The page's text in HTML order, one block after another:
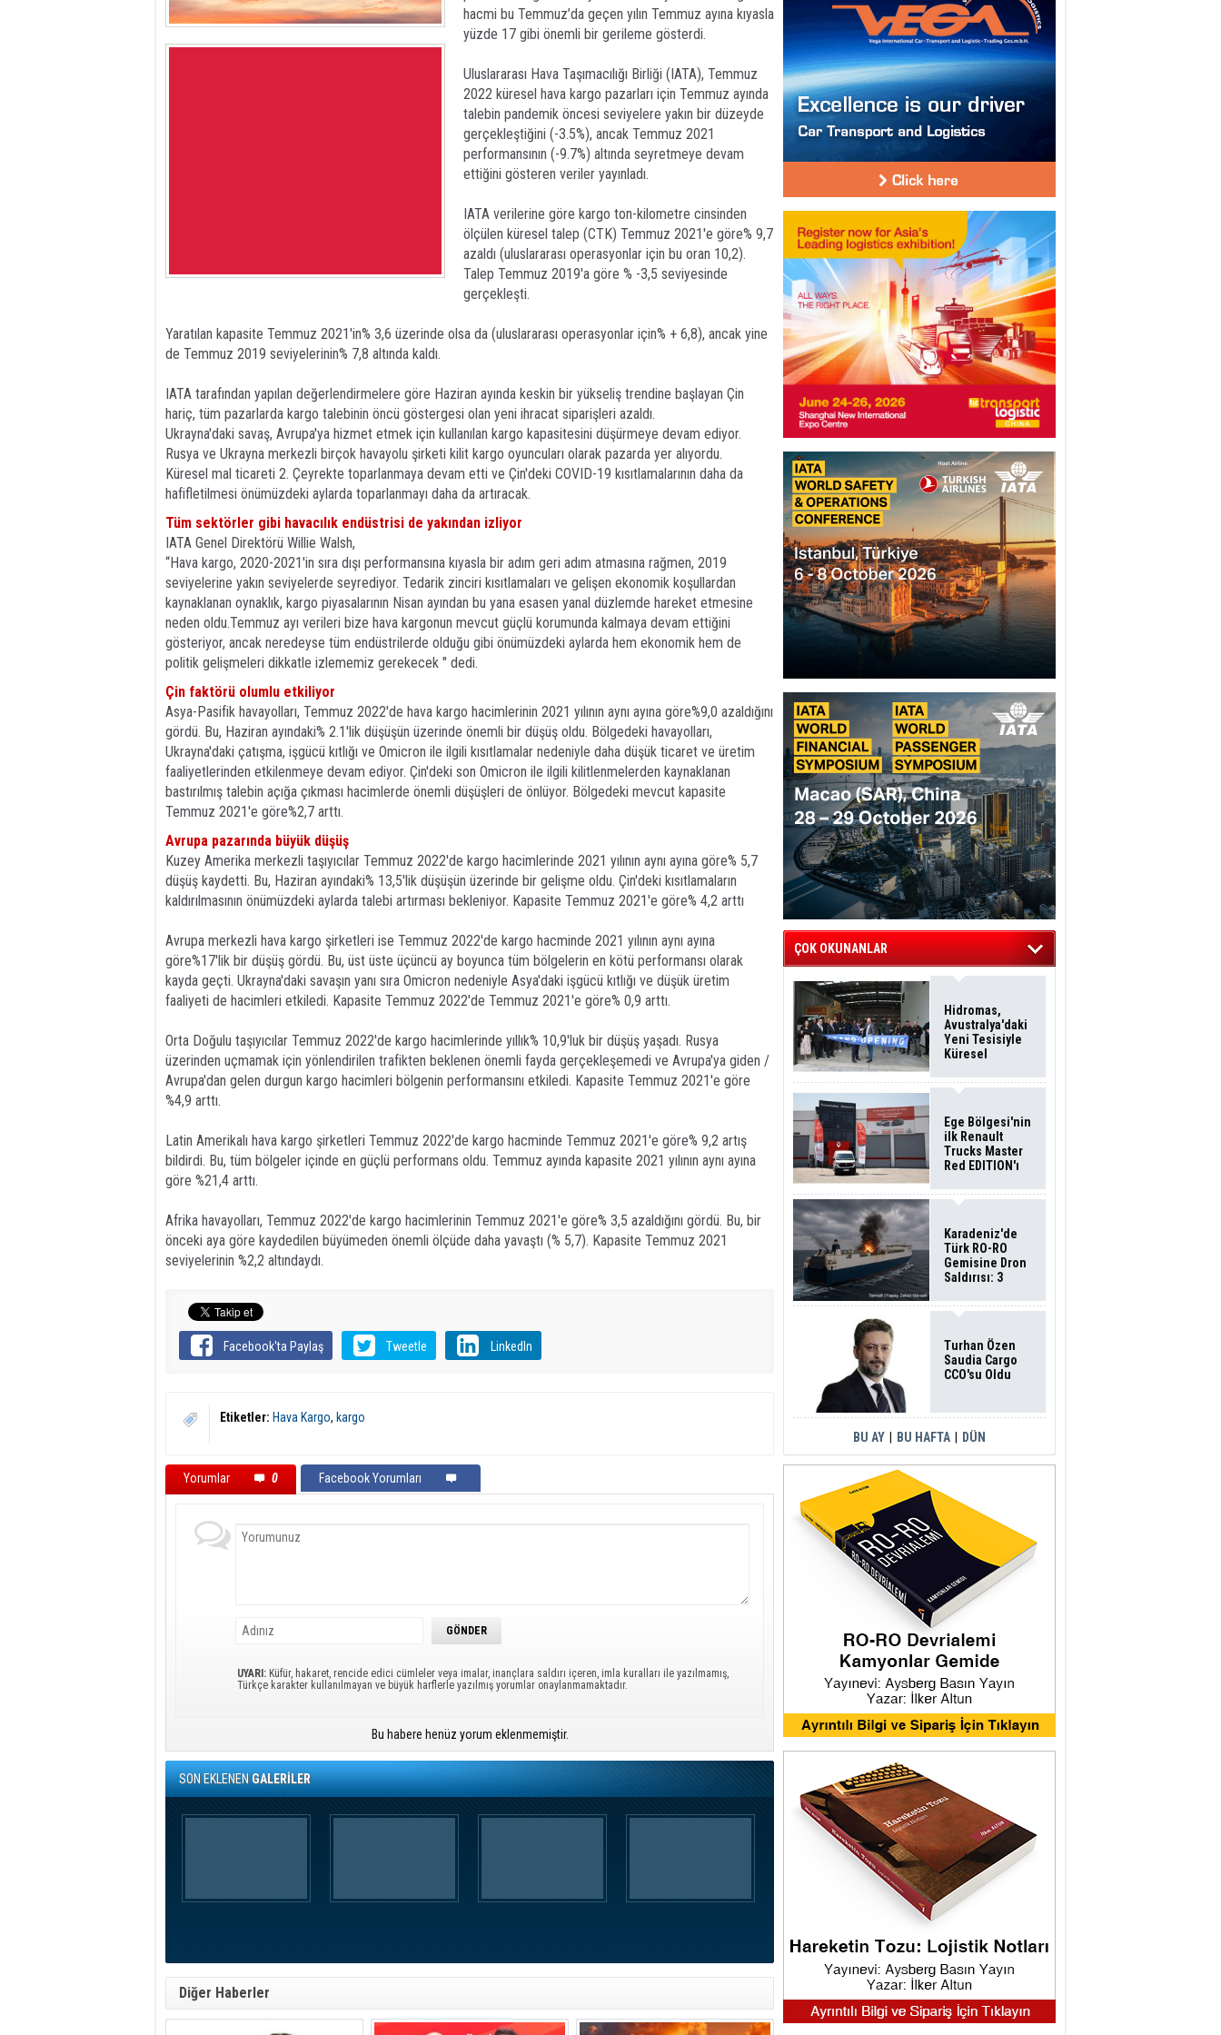
hacmi bu Temmuz’da geçen yılın Temmuz ayına kıyasla
yüzde 17 gibi önemli bir gerileme gösterdi.
Uluslararası Hava Taşımacılığı Birliği (IATA), Temmuz
2022 küresel hava kargo pazarları için Temmuz ayında
talebin pandemik öncesi seviyelere yakın bir düzeyde
gerçekleştiğini (-3.5%), ancak Temmuz 2021
performansının (-9.7%) altında seyretmeye devam
ettiğini gösteren veriler yayınladı.
IATA verilerine göre kargo ton-kilometre cinsinden
ölçülen küresel talep (CTK) Temmuz 2021'e göre% 9,7
azaldı (uluslararası operasyonlar için bu oran 10,2).
Talep Temmuz 2019'a göre % -3,5 seviyesinde
gerçekleşti.
Yaratılan kapasite Temmuz 2021'in% 3,6 üzerinde olsa da (uluslararası operasyonlar için% + 6,8), ancak yine
de Temmuz 2019 seviyelerinin% 7,8 altında kaldı.
IATA tarafından yapılan değerlendirmelere göre Haziran ayında keskin bir yükseliş trendine başlayan Çin
hariç, tüm pazarlarda kargo talebinin öncü göstergesi olan yeni ihracat siparişleri azaldı.
Ukrayna'daki savaş, Avrupa'ya hizmet etmek için kullanılan kargo kapasitesini düşürmeye devam ediyor.
Rusya ve Ukrayna merkezli birçok havayolu şirketi kilit kargo oyuncuları olarak pazarda yer alıyordu.
Küresel mal ticareti 2. Çeyrekte toparlanmaya devam etti ve Çin'deki COVID-19 kısıtlamalarının daha da
hafifletilmesi önümüzdeki aylarda toparlanmayı daha da artıracak.
Tüm sektörler gibi havacılık endüstrisi de yakından izliyor
IATA Genel Direktörü Willie Walsh,
“Hava kargo, 2020-2021'in sıra dışı performansına kıyasla bir adım geri adım atmasına rağmen, 2019
seviyelerine yakın seviyelerde seyrediyor. Tedarik zinciri kısıtlamaları ve gelişen ekonomik koşullardan
kaynaklanan oynaklık, kargo piyasalarının Nisan ayından bu yana esasen yanal düzlemde hareket etmesine
neden oldu.Temmuz ayı verileri bize hava kargonun mevcut güçlü korumunda kalmaya devam ettiğini
gösteriyor, ancak neredeyse tüm endüstrilerde olduğu gibi önümüzdeki aylarda hem ekonomik hem de
politik gelişmeleri dikkatle izlememiz gerekecek " dedi.
Çin faktörü olumlu etkiliyor
Asya-Pasifik havayolları, Temmuz 2022'de hava kargo hacimlerinin 2021 yılının aynı ayına göre%9,0 azaldığını
gördü. Bu, Haziran ayındaki% 2.1'lik düşüşün üzerinde önemli bir düşüş oldu. Bölgedeki havayolları,
Ukrayna'daki çatışma, işgücü kıtlığı ve Omicron ile ilgili kısıtlamalar nedeniyle daha düşük ticaret ve üretim
faaliyetlerinden etkilenmeye devam ediyor. Çin'deki son Omicron ile ilgili kilitlenmelerden kaynaklanan
bastırılmış talebin açığa çıkması hacimlerde önemli düşüşleri de önlüyor. Bölgedeki mevcut kapasite
Temmuz 2021'e göre%2,7 arttı.
Avrupa pazarında büyük düşüş
Kuzey Amerika merkezli taşıyıcılar Temmuz 2022'de kargo hacimlerinde 2021 yılının aynı ayına göre% 5,7
düşüş kaydetti. Bu, Haziran ayındaki% 13,5'lik düşüşün üzerinde bir gelişme oldu. Çin'deki kısıtlamaların
kaldırılmasının önümüzdeki aylarda talebi artırması bekleniyor. Kapasite Temmuz 2021'e göre% 4,2 arttı
Avrupa merkezli hava kargo şirketleri ise Temmuz 2022'de kargo hacminde 2021 yılının aynı ayına
göre%17'lik bir düşüş gördü. Bu, üst üste üçüncü ay boyunca tüm bölgelerin en kötü performansı olarak
kayda geçti. Ukrayna'daki savaşın yanı sıra Omicron nedeniyle Asya'daki işgücü kıtlığı ve düşük üretim
faaliyeti de hacimleri etkiledi. Kapasite Temmuz 2022'de Temmuz 2021'e göre% 0,9 arttı.
Orta Doğulu taşıyıcılar Temmuz 2022'de kargo hacimlerinde yıllık% 10,9'luk bir düşüş yaşadı. Rusya
üzerinden uçmamak için yönlendirilen trafikten beklenen önemli fayda gerçekleşemedi ve Avrupa'ya giden /
Avrupa'dan gelen durgun kargo hacimleri bölgenin performansını etkiledi. Kapasite Temmuz 2021'e göre
%4,9 arttı.
Latin Amerikalı hava kargo şirketleri Temmuz 2022'de kargo hacminde Temmuz 2021'e göre% 9,2 artış
bildirdi. Bu, tüm bölgeler içinde en güçlü performans oldu. Temmuz ayında kapasite 2021 yılının aynı ayına
göre %21,4 arttı.
Afrika havayolları, Temmuz 2022'de kargo hacimlerinin Temmuz 2021'e göre% 3,5 azaldığını gördü. Bu, bir
önceki aya göre kaydedilen büyümeden önemli ölçüde daha yavaştı (% 5,7). Kapasite Temmuz 2021
seviyelerinin %2,2 altındaydı.
Facebook'ta Paylaş Tweetle LinkedIn
Etiketler: Hava Kargo, kargo
Yorumlar 0 Facebook Yorumları
UYARI: Küfür, hakaret, rencide edici cümleler veya imalar, inançlara saldırı içeren, imla kuralları ile yazılmamış,
Türkçe karakter kullanılmayan ve büyük harflerle yazılmış yorumlar onaylanmamaktadır.
Bu habere henüz yorum eklenmemiştir.
SON EKLENENGALERİLER
Diğer Haberler
ÇOK OKUNANLAR
Hidromas,
Avustralya'daki
Yeni Tesisiyle
Küresel
Sürdürüyor
Ege Bölgesi'nin
ilk Renault
Trucks Master
Red EDITION'ı
Filosuna Katıldı
Karadeniz'de
Türk RO-RO
Gemisine Dron
Saldırısı: 3
Durumu Ağır
Turhan Özen
Saudia Cargo
CCO'su Oldu
BU AY BU HAFTA DÜN